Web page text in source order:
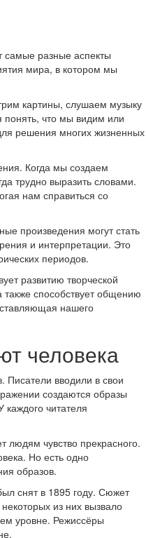
самые разные аспекты
мира, в котором мы
картины, слушаем музыку
что мы видим или
решения многих жизненных
Когда мы создаем
трудно выразить словами.
нам справиться со
произведения могут стать
и интерпретации. Это
периодов.
развитию творческой
способствует общению
нашего
человека
Писатели вводили в свои
создаются образы
читателя
людям чувство прекрасного.
Но есть одно
образов.
снят в 1895 году. Сюжет
из них вызвало
уровне. Режиссёры